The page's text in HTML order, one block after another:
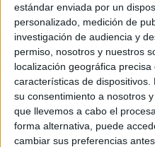
estándar enviada por un
personalizado, medición de
investigación de audiencia y
permiso, nosotros y nuestros
localización geográfica
características de
su consentimiento a nosotros
que llevemos a cabo el
forma alternativa, puede
cambiar sus preferencias
Ceuta
situación que
HACE 41
IU pide que
pudo
avalancha a
HACE 21 MINUTOS